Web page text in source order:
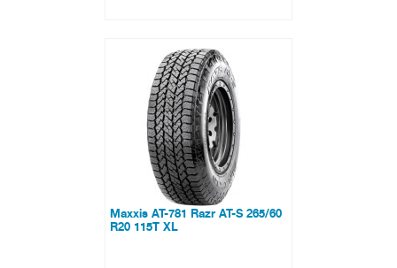
в наличии
0 отзывов
Maxxis AT-781 Razr AT-S 265/60
R20 115T XL